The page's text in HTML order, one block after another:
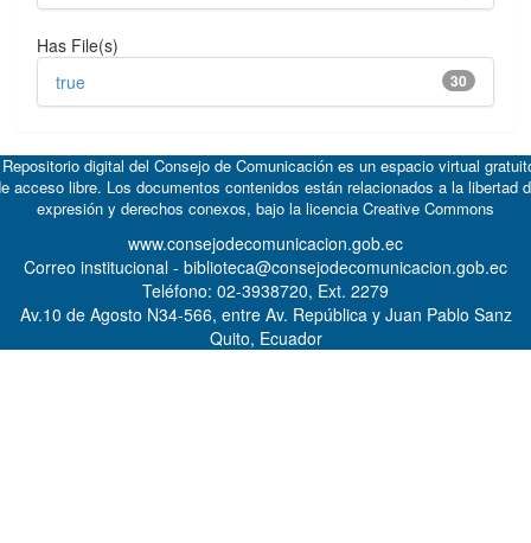
Has File(s)
30
true
digital del Consejo de Comunicación es un espacio virtual
acceso libre. Los documentos contenidos están relacionados a la libertad
expresión y derechos conexos, bajo la licencia Creative Commons
www.consejodecomunicacion.gob.ec
Correo institucional - biblioteca@consejodecomunicacion.gob.ec
Teléfono: 02-3938720, Ext. 2279
Av.10 de Agosto N34-566, entre Av. República y Juan Pablo Sanz
Quito, Ecuador